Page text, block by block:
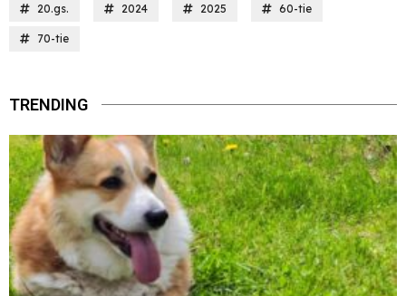
20.gs. 2024 2025 60-tie
70-tie
TRENDING